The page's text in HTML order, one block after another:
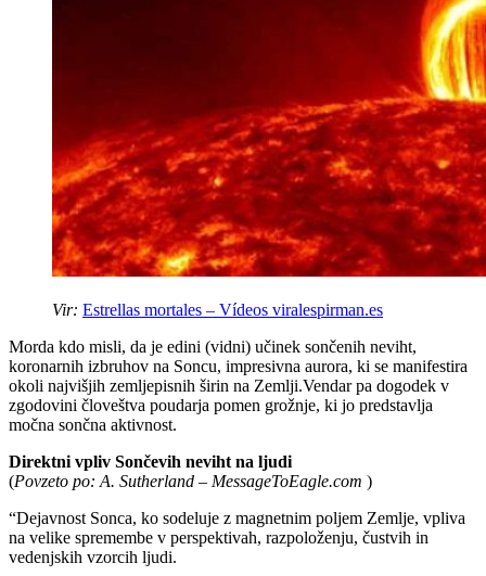
Vir: Estrellas mortales – Vídeos viralespirman.es
Morda kdo misli, da je edini (vidni) učinek sončenih neviht,
koronarnih izbruhov na Soncu, impresivna aurora, ki se manifestira
okoli najvišjih zemljepisnih širin na Zemlji.Vendar pa dogodek v
zgodovini človeštva poudarja pomen grožnje, ki jo predstavlja
močna sončna aktivnost.
Direktni vpliv Sončevih neviht na ljudi
(Povzeto po: A. Sutherland – MessageToEagle.com )
“Dejavnost Sonca, ko sodeluje z magnetnim poljem Zemlje, vpliva
na velike spremembe v perspektivah, razpoloženju, čustvih in
vedenjskih vzorcih ljudi.